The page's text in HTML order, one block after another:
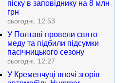
піску в заповіднику на 8 млн
грн
сьогодні, 12:53
У Полтаві провели свято
меду та підбили підсумки
пасічницького сезону
сьогодні, 12:27
У Кременчуці вночі згорів